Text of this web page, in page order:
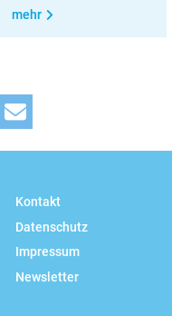
mehr
Kontakt
Datenschutz
Impressum
Newsletter